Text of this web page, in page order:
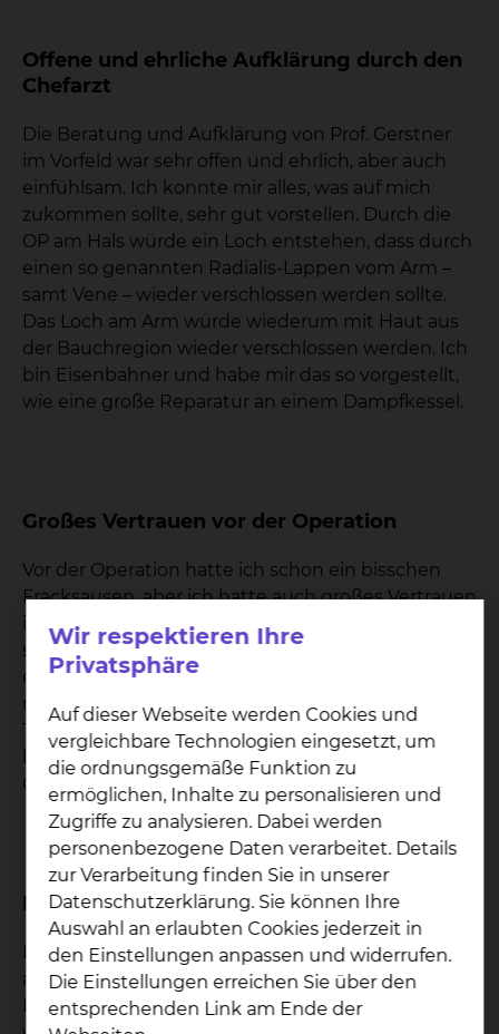
Offene und ehrliche Aufklärung durch den
Chefarzt
Die Beratung und Aufklärung von Prof. Gerstner
im Vorfeld war sehr offen und ehrlich, aber auch
einfühlsam. Ich konnte mir alles, was auf mich
zukommen sollte, sehr gut vorstellen. Durch die
OP am Hals würde ein Loch entstehen, dass durch
einen so genannten Radialis-Lappen vom Arm –
samt Vene – wieder verschlossen werden sollte.
Das Loch am Arm würde wiederum mit Haut aus
der Bauchregion wieder verschlossen werden. Ich
bin Eisenbahner und habe mir das so vorgestellt,
wie eine große Reparatur an einem Dampfkessel.
Großes Vertrauen vor der Operation
Vor der Operation hatte ich schon ein bisschen
Fracksausen, aber ich hatte auch großes Vertrauen
in Prof. Gerstner und war mir sicher: Der macht das
schon, der kriegt das hin. Nach der OP informierte
er mich, dass alles sehr gut gelaufen sei. Das hat
mich natürlich gefreut. Allerdings waren die ersten
Tage ziemlich hart. Ich habe kaum Luft
bekommen. Diese Atemnot war ein schreckliches
Gefühl. Nach etwa 4 Tagen wurde es besser.
Hilfe durch Schlucktherapie
Das Leben nach der Operation war gleich spürbar
anders. Essen und Trinken ist einfach schwieriger.
Denn durch die OP ist das Zäpfen im Hals weg. Ich
Wir respektieren Ihre
Privatsphäre
Auf dieser Webseite werden Cookies und
vergleichbare Technologien eingesetzt, um
die ordnungsgemäße Funktion zu
ermöglichen, Inhalte zu personalisieren und
Zugriffe zu analysieren. Dabei werden
personenbezogene Daten verarbeitet. Details
zur Verarbeitung finden Sie in unserer
Datenschutzerklärung. Sie können Ihre
Auswahl an erlaubten Cookies jederzeit in
den Einstellungen anpassen und widerrufen.
Die Einstellungen erreichen Sie über den
entsprechenden Link am Ende der